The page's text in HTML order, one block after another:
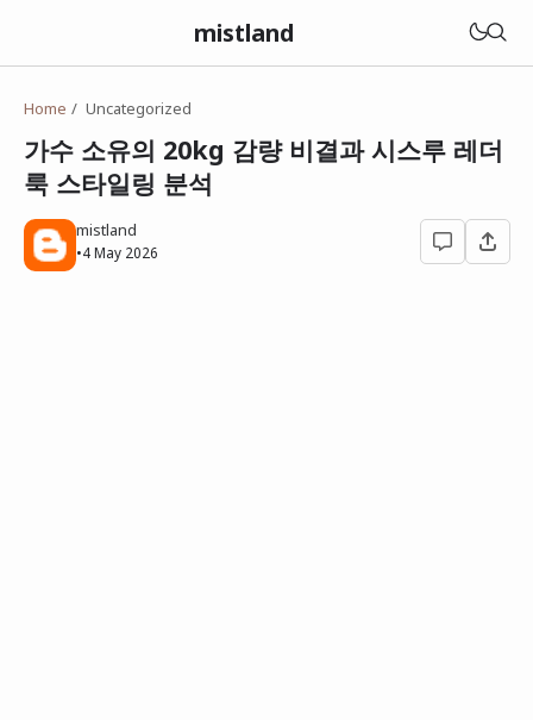
mistland
Home Uncategorized
가수 소유의 20kg 감량 비결과 시스루 레더
룩 스타일링 분석
mistland
•4 May 2026